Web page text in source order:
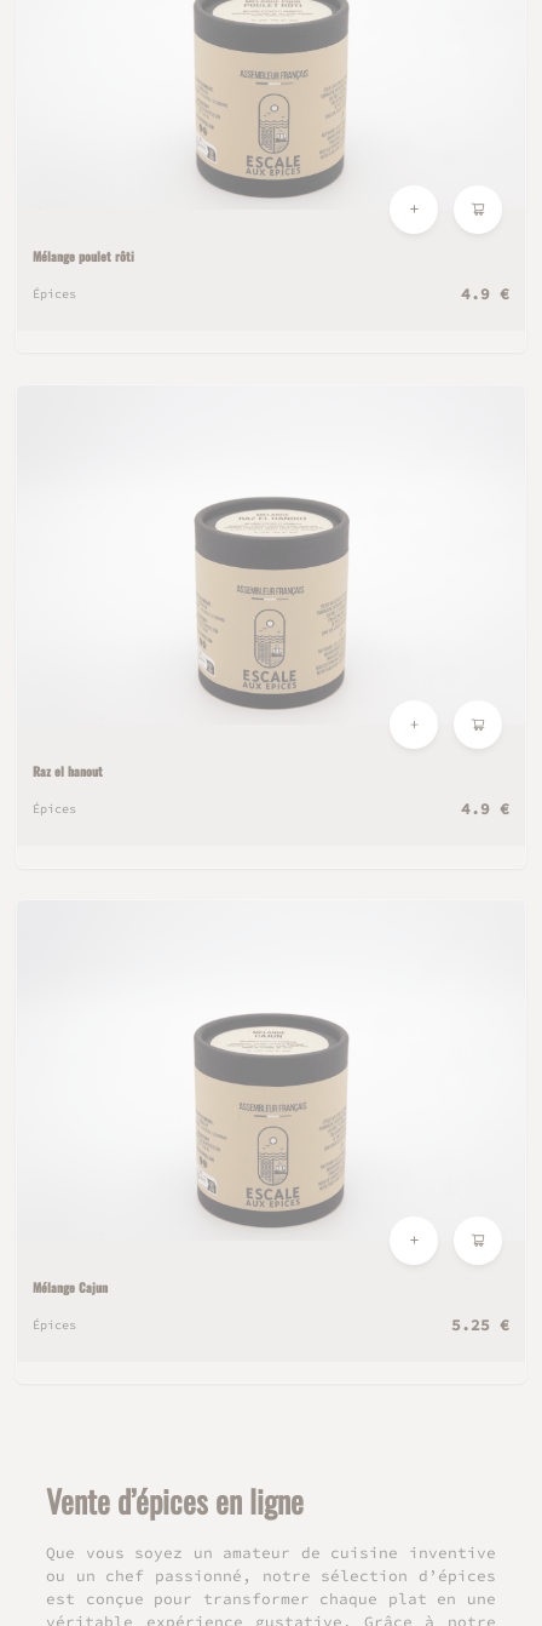
Mélange poulet rôti
Épices 4.9 €
Raz el hanout
Épices 4.9 €
Mélange Cajun
Épices 5.25 €
Vente d’épices en ligne
Que vous soyez un amateur de cuisine inventive
ou un chef passionné, notre sélection d’épices
est conçue pour transformer chaque plat en une
véritable expérience gustative. Grâce à notre